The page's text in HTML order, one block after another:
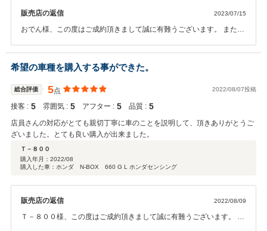
販売店の返信 2023/07/15
おでん様、この度はご成約頂きまして誠に有難うございます。 また、
品質、向上に努めていきたいと思います。ご納車後も末長くお付き合
いをして頂ければ幸いです。 この度は誠に有難うございました。カー
バンクライトスタッフ一同
希望の車種を購入する事ができた。
総合評価 5点 2022/08/07投稿
接客 : 5 雰囲気 : 5 アフター : 5 品質 : 5
店員さんの対応がとても親切丁寧に車のことを説明して、頂きありがとうご
ざいました。とても良い購入が出来ました。
Ｔ－８００
購入年月： 2022/08
購入した車：ホンダ N-BOX 660 G L ホンダセンシング
販売店の返信 2022/08/09
Ｔ－８００様、この度はご成約頂きまして誠に有難うございます。 ま